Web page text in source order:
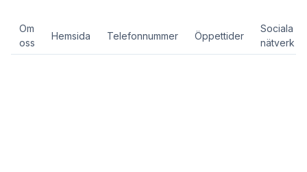
Om
oss
Hemsida Telefonnummer Öppettider
Sociala
nätverk